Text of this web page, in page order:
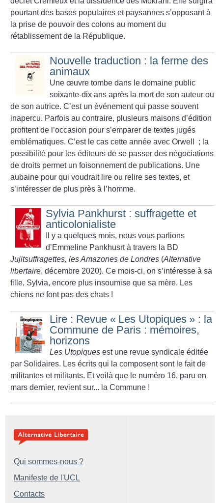
pourtant des bases populaires et paysannes s’opposant à
la prise de pouvoir des colons au moment du
rétablissement de la République.
Nouvelle traduction : la ferme des
animaux
Une œuvre tombe dans le domaine public
soixante-dix ans après la mort de son auteur ou
de son autrice. C’est un événement qui passe souvent
inapercu. Parfois au contraire, plusieurs maisons d’édition
profitent de l’occasion pour s’emparer de textes jugés
emblématiques. C’est le cas cette année avec Orwell
; la
possibilité pour les éditeurs de se passer des négociations
de droits permet un foisonnement de publications. Une
aubaine pour qui voudrait lire ou relire ses textes, et
s’intéresser de plus près à l’homme.
Sylvia Pankhurst : suffragette et
anticolonialiste
Il y a quelques mois, nous vous parlions
d’Emmeline Pankhusrt à travers la BD
Jujitsuffragettes, les Amazones de Londres (Alternative
libertaire, décembre 2020). Ce mois-ci, on s’intéresse à sa
fille, Sylvia, encore plus insoumise que sa mère. Les
chiens ne font pas des chats !
Lire : Revue « Les Utopiques » : la
Commune de Paris : mémoires,
horizons
Les Utopiques est une revue syndicale éditée
par Solidaires. Les écrits qui la composent sont le fait de
militantes et militants. Et voilà que le numéro 16, paru en
mars dernier, revient sur... la Commune !
Qui sommes-nous ?
Manifeste de l'UCL
Contacts